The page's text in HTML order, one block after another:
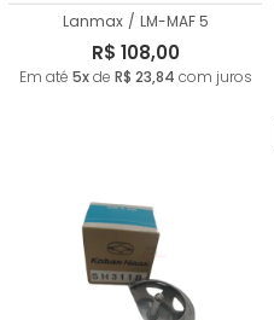
Lanmax / LM-MAF 5
R$ 108,00
Em até 5xde R$ 23,84 com juros